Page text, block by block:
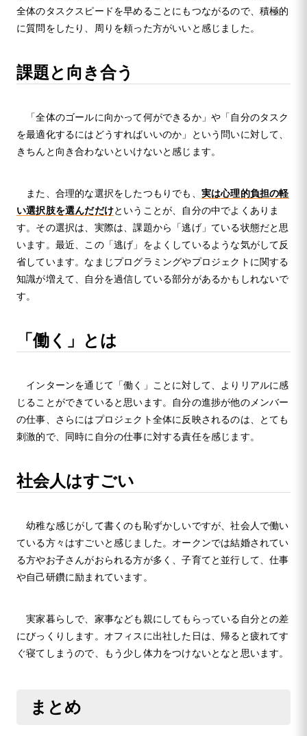
全体のタスクスピードを早めることにもつながるので、積極的
に質問をしたり、周りを頼った方がいいと感じました。
課題と向き合う
「全体のゴールに向かって何ができるか」や「自分のタスク
を最適化するにはどうすればいいのか」という問いに対して、
きちんと向き合わないといけないと感じます。
また、合理的な選択をしたつもりでも、 実は心理的負担の軽
い選択肢を選んだだけということが、自分の中でよくありま
す。その選択は、実際は、課題から「逃げ」ている状態だと思
います。最近、この「逃げ」をよくしているような気がして反
省しています。なまじプログラミングやプロジェクトに関する
知識が増えて、自分を過信している部分があるかもしれないで
す。
「働く」とは
インターンを通じて「働く」ことに対して、よりリアルに感
じることができていると思います。自分の進捗が他のメンバー
の仕事、さらにはプロジェクト全体に反映されるのは、とても
刺激的で、同時に自分の仕事に対する責任を感じます。
社会人はすごい
幼稚な感じがして書くのも恥ずかしいですが、社会人で働い
ている方々はすごいと感じました。オークンでは結婚されてい
る方やお子さんがおられる方が多く、子育てと並行して、仕事
や自己研鑽に励まれています。
実家暮らしで、家事なども親にしてもらっている自分との差
にびっくりします。オフィスに出社した日は、帰ると疲れてす
ぐ寝てしまうので、もう少し体力をつけないとなと思います。
まとめ